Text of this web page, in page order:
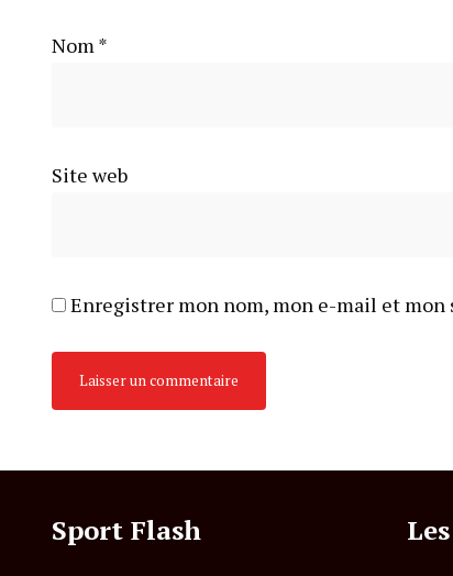
Nom*
Site web
Enregistrer mon nom, mon e-mail et
Sport Flash